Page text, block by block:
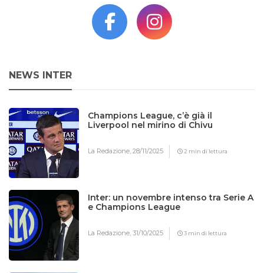
NEWS INTER
Champions League, c’è già il
Liverpool nel mirino di Chivu
La Redazione,28/11/2025 2 min di lettura
Inter: un novembre intenso tra Serie A
e Champions League
La Redazione,31/10/2025 3 min di lettura